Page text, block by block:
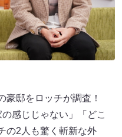
豪邸をロッチが調査！
感じじゃない」「どこ
の2人も驚く斬新な外